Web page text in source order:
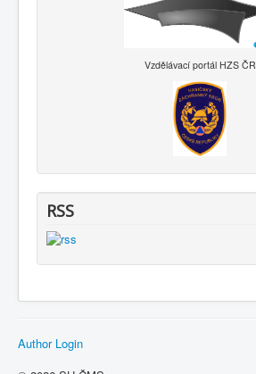
Vzdělávací portál HZS ČR
RSS
Author Login